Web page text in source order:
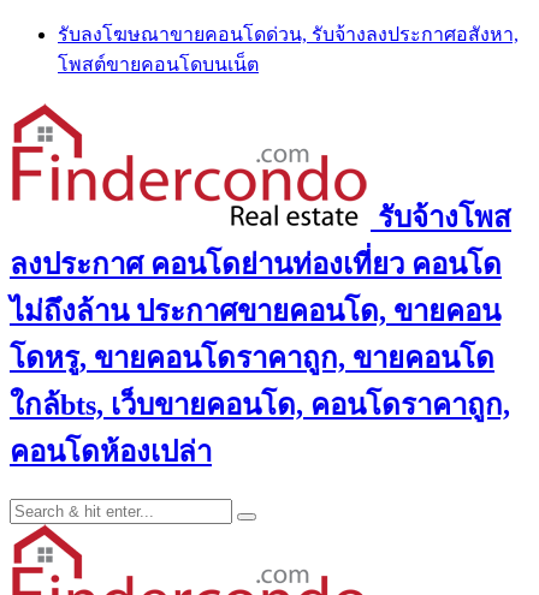
Skip
content
รับลงโฆษณาขายคอนโดด่วน, รับจ้างลงประกาศอสังหา,
โพสต์ขายคอนโดบนเน็ต
รับจ้างโพส
ลงประกาศ คอนโดย่านท่องเที่ยว คอนโด
ไม่ถึงล้าน ประกาศขายคอนโด, ขายคอน
โดหรู, ขายคอนโดราคาถูก, ขายคอนโด
ใกล้bts, เว็บขายคอนโด, คอนโดราคาถูก,
คอนโดห้องเปล่า